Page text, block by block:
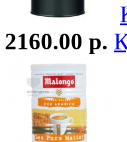
2160.00 р.